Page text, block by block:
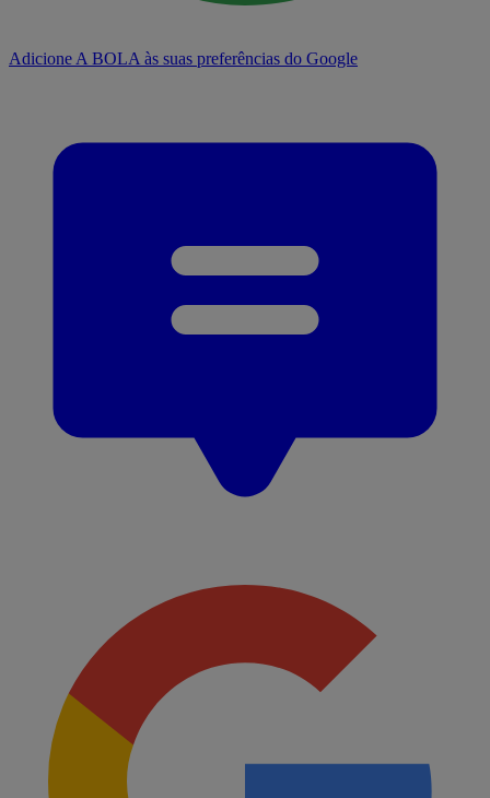
Adicione A BOLA às suas preferências do Google